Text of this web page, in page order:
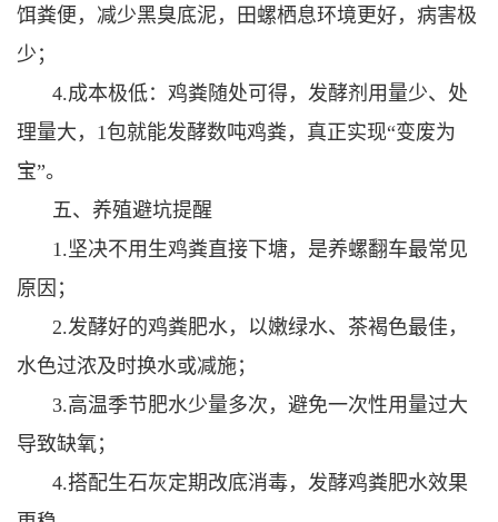
饵粪便，减少黑臭底泥，田螺栖息环境更好，病害极
少；
4.成本极低：鸡粪随处可得，发酵剂用量少、处
理量大，1包就能发酵数吨鸡粪，真正实现“变废为
宝”。
五、养殖避坑提醒
1.坚决不用生鸡粪直接下塘，是养螺翻车最常见
原因；
2.发酵好的鸡粪肥水，以嫩绿水、茶褐色最佳，
水色过浓及时换水或减施；
3.高温季节肥水少量多次，避免一次性用量过大
导致缺氧；
4.搭配生石灰定期改底消毒，发酵鸡粪肥水效果